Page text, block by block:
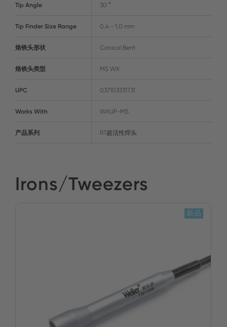
Tip Angle 30 °
Tip Finder Size Range 0.4 - 1.0 mm
烙铁头形状 Conical Bent
烙铁头类型 MS WX
UPC 037103331731
Works With WXUP-MS
产品系列 RT超活性焊头
Irons/Tweezers
新品